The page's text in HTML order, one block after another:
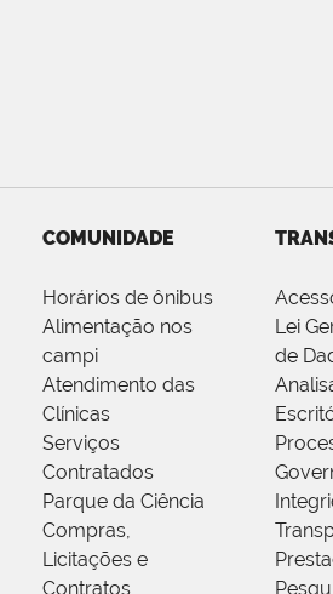
COMUNIDADE
Horários de ônibus
Alimentação nos
campi
Atendimento das
Clínicas
Serviços
Contratados
Parque da Ciência
Compras,
Licitações e
Contratos
Lei
de